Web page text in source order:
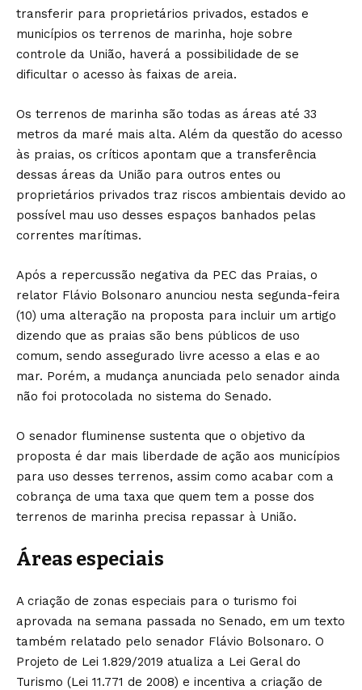
transferir para proprietários privados, estados e
municípios os terrenos de marinha, hoje sobre
controle da União, haverá a possibilidade de se
dificultar o acesso às faixas de areia.
Os terrenos de marinha são todas as áreas até 33
metros da maré mais alta. Além da questão do acesso
às praias, os críticos apontam que a transferência
dessas áreas da União para outros entes ou
proprietários privados traz riscos ambientais devido ao
possível mau uso desses espaços banhados pelas
correntes marítimas.
Após a repercussão negativa da PEC das Praias, o
relator Flávio Bolsonaro anunciou nesta segunda-feira
(10) uma alteração na proposta para incluir um artigo
dizendo que as praias são bens públicos de uso
comum, sendo assegurado livre acesso a elas e ao
mar. Porém, a mudança anunciada pelo senador ainda
não foi protocolada no sistema do Senado.
O senador fluminense sustenta que o objetivo da
proposta é dar mais liberdade de ação aos municípios
para uso desses terrenos, assim como acabar com a
cobrança de uma taxa que quem tem a posse dos
terrenos de marinha precisa repassar à União.
Áreas especiais
A criação de zonas especiais para o turismo foi
aprovada na semana passada no Senado, em um texto
também relatado pelo senador Flávio Bolsonaro. O
Projeto de Lei 1.829/2019 atualiza a Lei Geral do
Turismo (Lei 11.771 de 2008) e incentiva a criação de